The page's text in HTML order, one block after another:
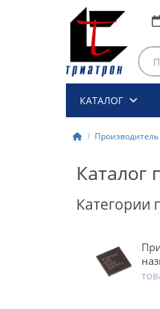
КАТАЛОГ
Производитель
Каталог
Категории